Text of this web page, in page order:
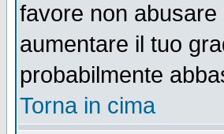
favore non
aumentare il tuo
probabilmente
Torna in cima